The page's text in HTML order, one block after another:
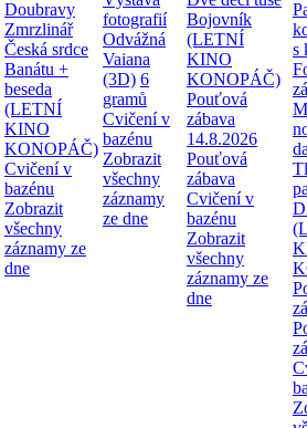
Doubravy
Zmrzlinář
Česká srdce
Banátu +
beseda
(LETNÍ
KINO
KONOPÁČ)
Cvičení v
bazénu
Zobrazit
všechny
záznamy ze
dne
fotografií
Odvážná
Vaiana
(3D) 6
gramů
Cvičení v
bazénu
Zobrazit
všechny
záznamy
ze dne
Bojovník
(LETNÍ
KINO
KONOPÁČ)
Pouťová
zábava
14.8.2026
Pouťová
zábava
Cvičení v
bazénu
Zobrazit
všechny
záznamy ze
dne
s